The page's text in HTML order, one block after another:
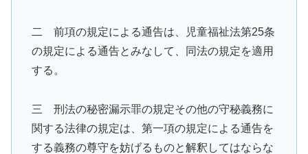
二 前項の規定による通告は、児童福祉法第25条
の規定による通告とみなして、同法の規定を適用
する。
三 刑法の秘密漏示罪の規定その他の守秘義務に
関する法律の規定は、第一項の規定による通告を
する義務の尊守を妨げるものと解釈してはならな